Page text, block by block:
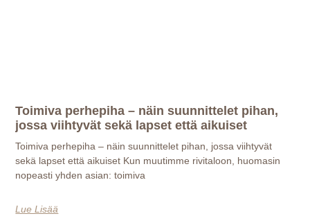
Toimiva perhepiha – näin suunnittelet pihan,
jossa viihtyvät sekä lapset että aikuiset
Toimiva perhepiha – näin suunnittelet pihan, jossa viihtyvät
sekä lapset että aikuiset Kun muutimme rivitaloon, huomasin
nopeasti yhden asian: toimiva
Lue Lisää